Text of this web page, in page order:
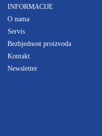
INFORMACIJE
O nama
Servis
Bezbjednost proizvoda
Kontakt
Newsletter